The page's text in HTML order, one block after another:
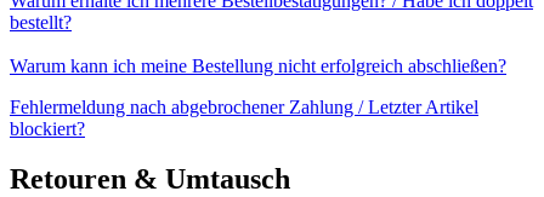
bestellt?
Warum kann ich meine Bestellung nicht erfolgreich abschließen?
Fehlermeldung nach abgebrochener Zahlung / Letzter Artikel
blockiert?
Retouren & Umtausch